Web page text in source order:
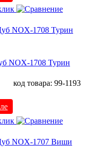
NOX-1708 Турин
код товара: 99-1193